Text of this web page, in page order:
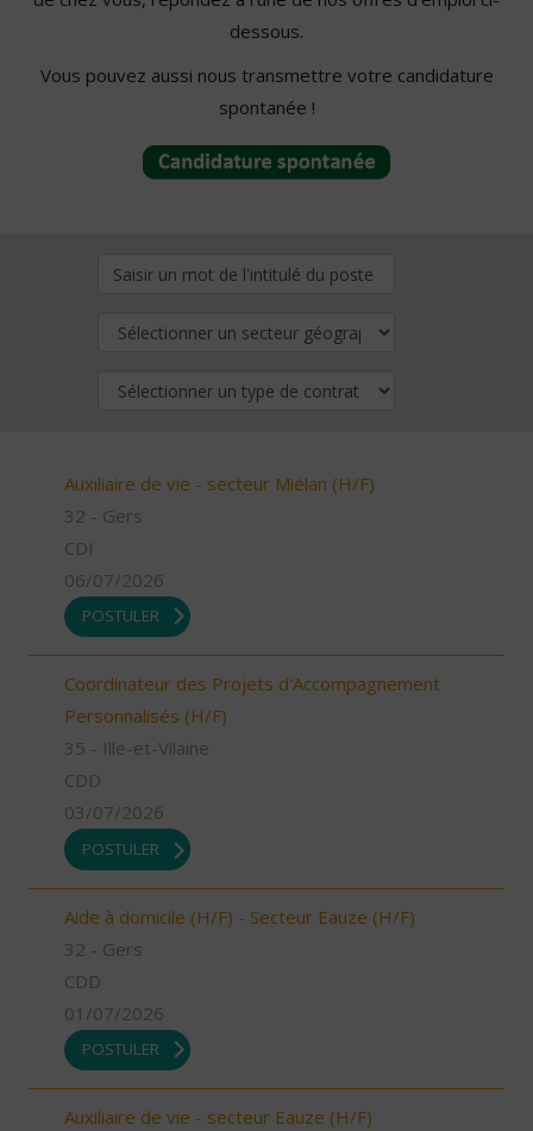
dessous.
Vous pouvez aussi nous transmettre votre candidature
spontanée !
Auxiliaire de vie - secteur Miélan (H/F)
32 - Gers
CDI
06/07/2026
POSTULER
Coordinateur des Projets d'Accompagnement
Personnalisés (H/F)
35 - Ille-et-Vilaine
CDD
03/07/2026
POSTULER
Aide à domicile (H/F) - Secteur Eauze (H/F)
32 - Gers
CDD
01/07/2026
POSTULER
Auxiliaire de vie - secteur Eauze (H/F)